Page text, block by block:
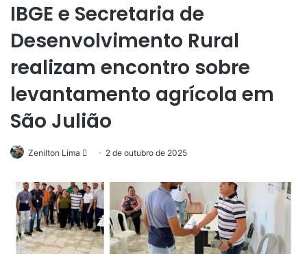
IBGE e Secretaria de
Desenvolvimento Rural
realizam encontro sobre
levantamento agrícola em
São Julião
Zenilton Lima
Mande
e-
mail
2 de outubro de 2025